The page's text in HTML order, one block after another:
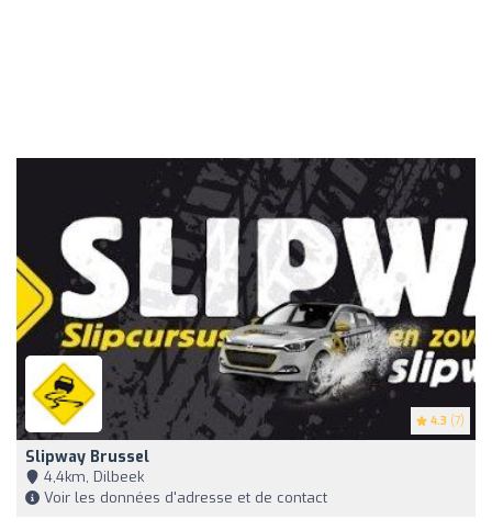
4.3 (7)
Slipway Brussel
4,4km, Dilbeek
Voir les données d'adresse et de contact